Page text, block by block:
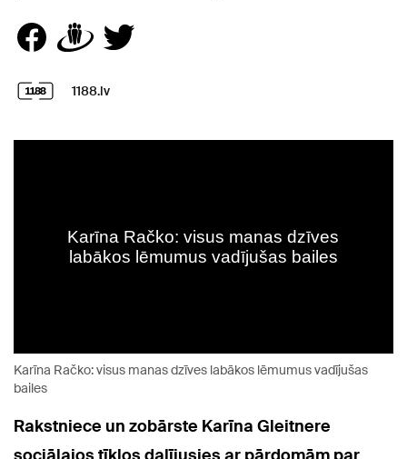
1188.lv
Karīna Račko: visus manas dzīves labākos lēmumus vadījušas
bailes
Rakstniece un zobārste Karīna Gleitnere